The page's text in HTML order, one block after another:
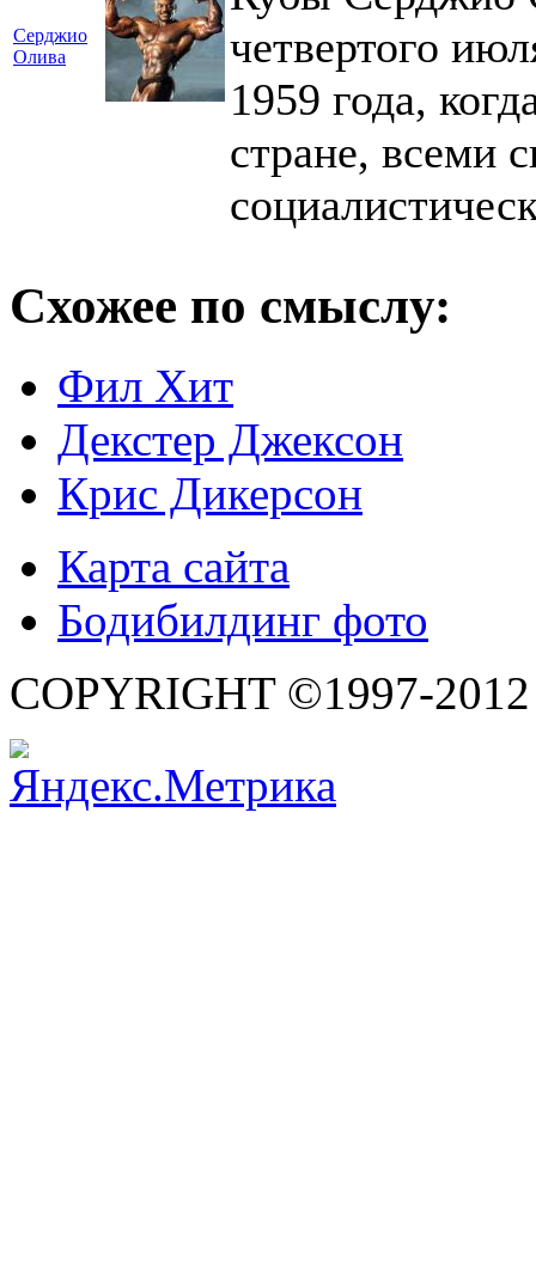
Серджио
Олива
четвертого
1959 года,
стране, всеми
Схожее по смыслу:
Фил Хит
Декстер Джексон
Крис Дикерсон
Карта сайта
Бодибилдинг фото
COPYRIGHT ©1997-